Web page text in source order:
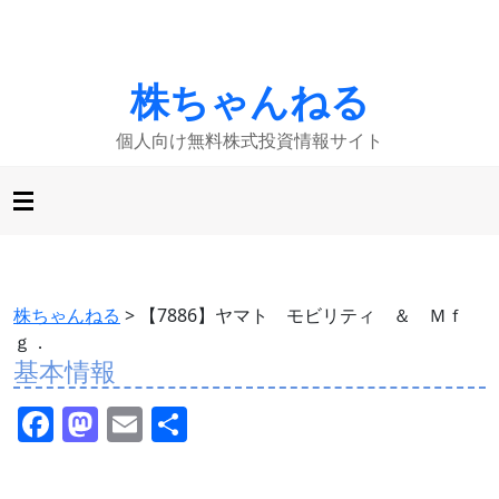
株ちゃんねる
個人向け無料株式投資情報サイト
株ちゃんねる >
【7886】ヤマト モビリティ ＆ Ｍｆ
ｇ．
基本情報
F M E